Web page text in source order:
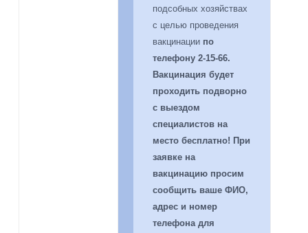
подсобных хозяйствах
с целью проведения
вакцинации по
телефону 2-15-66.
Вакцинация будет
проходить подворно
с выездом
специалистов на
место бесплатно! При
заявке на
вакцинацию просим
сообщить ваше ФИО,
адрес и номер
телефона для